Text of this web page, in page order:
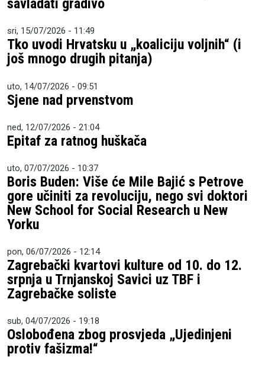
savladati gradivo
sri, 15/07/2026 - 11:49
Tko uvodi Hrvatsku u „koaliciju voljnih“ (i
još mnogo drugih pitanja)
uto, 14/07/2026 - 09:51
Sjene nad prvenstvom
ned, 12/07/2026 - 21:04
Epitaf za ratnog huškača
uto, 07/07/2026 - 10:37
Boris Buden: Više će Mile Bajić s Petrove
gore učiniti za revoluciju, nego svi doktori
New School for Social Research u New
Yorku
pon, 06/07/2026 - 12:14
Zagrebački kvartovi kulture od 10. do 12.
srpnja u Trnjanskoj Savici uz TBF i
Zagrebačke soliste
sub, 04/07/2026 - 19:18
Oslobođena zbog prosvjeda „Ujedinjeni
protiv fašizma!“